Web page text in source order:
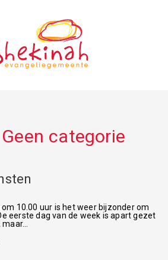
Geen categorie
10.00 uur is het weer bijzonder om
eerste dag van de week is apart gezet